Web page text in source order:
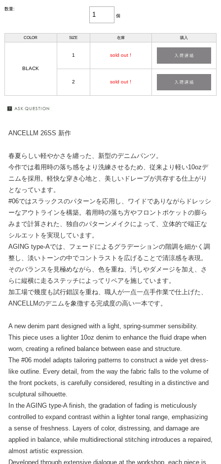
数量:
個
COLOR SIZE 在庫 購入
BLACK
1 sold out !
2 sold out !
ANCELLM 26SS 新作
春夏らしい軽やかさを纏った、新型のデニムパンツ。
今作では着用時の落ち感をより洗練させるため、従来より軽い10ozデ
ニムを採用。軽快な穿き心地と、美しいドレープが共存する仕上がり
となっています。
#06ではスラックスのパターンを応用し、ワイドでありながらドレッシ
ーなアウトラインを構築。着用時の落ち方やフロントポケットの膨ら
みまで計算された、独自のパターンメイクによって、立体的で端正な
シルエットを実現しています。
AGING type-Aでは、フェードによるグラデーションの階調を細かく調
整し、淡いトーンの中でコントラストを広げることで清涼感を表現。
そのバランスを見極めながら、色を重ね、汚しやダメージを加え、さ
らに縦横に走るステッチによってリペアを施しています。
加工場で幾度も試行錯誤を重ね、職人が一点一点手作業で仕上げた、
ANCELLMのデニムを象徴する完成度の高い一本です。
A new denim pant designed with a light, spring-summer sensibility.
This piece uses a lighter 10oz denim to enhance the fluid drape when
worn, creating a refined balance between ease and structure.
The #06 model adapts tailoring patterns to construct a wide yet dress-
like outline. Every detail, from the way the fabric falls to the volume of
the front pockets, is carefully considered, resulting in a distinctive and
sculptural silhouette.
In the AGING type-A finish, the gradation of fading is meticulously
controlled to expand contrast within a lighter tonal range, emphasizing
a sense of freshness. Layers of color, distressing, and damage are
applied in balance, while multidirectional stitching introduces a repaired,
almost artistic expression.
Developed through extensive dialogue at the workshop, each piece is